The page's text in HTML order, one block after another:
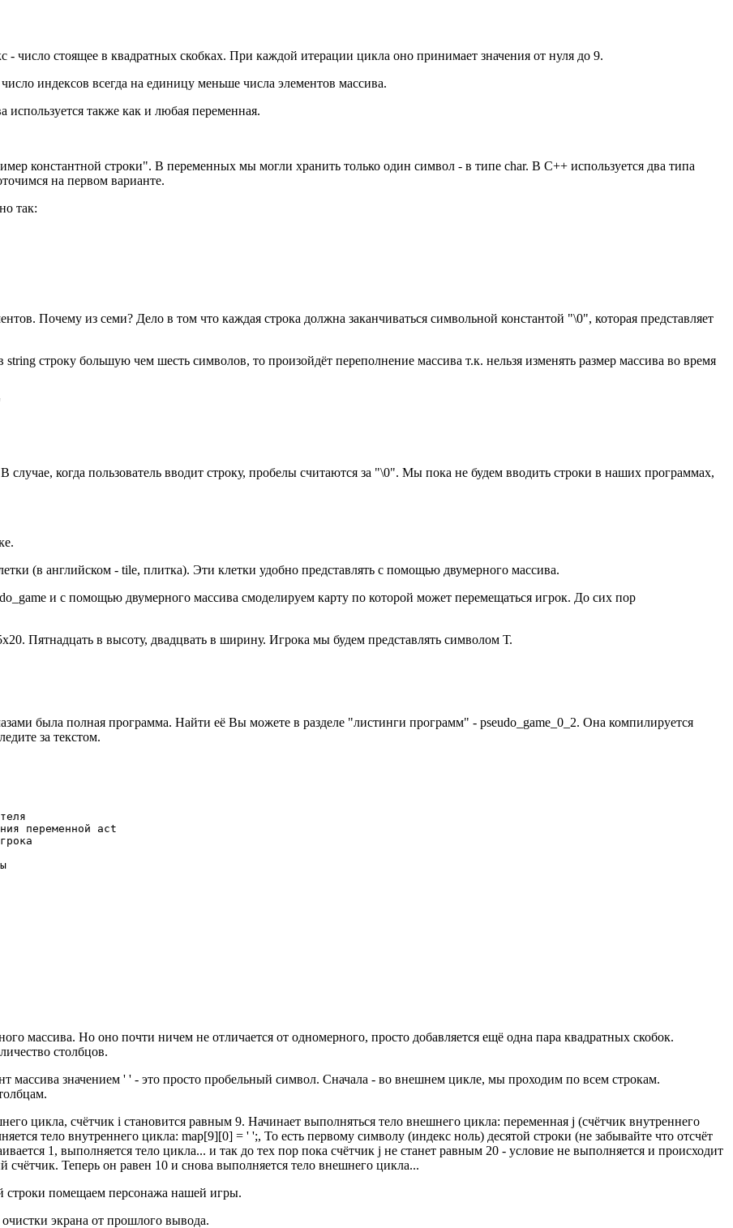
- число стоящее в квадратных скобках. При каждой итерации цикла оно принимает значения от нуля до 9.
индексов всегда на единицу меньше числа элементов массива.
также как и любая переменная.
константной строки". В переменных мы могли хранить только один символ - в типе char. В C++ используется два типа
на первом варианте.
так:
Почему из семи? Дело в том что каждая строка должна заканчиваться символьной константой "\0", которая представляет
строку большую чем шесть символов, то произойдёт переполнение массива т.к. нельзя изменять размер массива во время
когда пользователь вводит строку, пробелы считаются за "\0". Мы пока не будем вводить строки в наших программах,
(в английском - tile, плитка). Эти клетки удобно представлять с помощью двумерного массива.
и с помощью двумерного массива смоделируем карту по которой может перемещаться игрок. До сих пор
Пятнадцать в высоту, двадцвать в ширину. Игрока мы будем представлять символом Т.
была полная программа. Найти её Вы можете в разделе "листинги программ" - pseudo_game_0_2. Она компилируется
за текстом.
переменной act
массива. Но оно почти ничем не отличается от одномерного, просто добавляется ещё одна пара квадратных скобок.
столбцов.
массива значением ' ' - это просто пробельный символ. Сначала - во внешнем цикле, мы проходим по всем строкам.
цикла, счётчик i становится равным 9. Начинает выполняться тело внешнего цикла: переменная j (счётчик внутреннего
тело внутреннего цикла: map[9][0] = ' ';, То есть первому символу (индекс ноль) десятой строки (не забывайте что отсчёт
1, выполняется тело цикла... и так до тех пор пока счётчик j не станет равным 20 - условие не выполняется и происходит
Теперь он равен 10 и снова выполняется тело внешнего цикла...
помещаем персонажа нашей игры.
экрана от прошлого вывода.